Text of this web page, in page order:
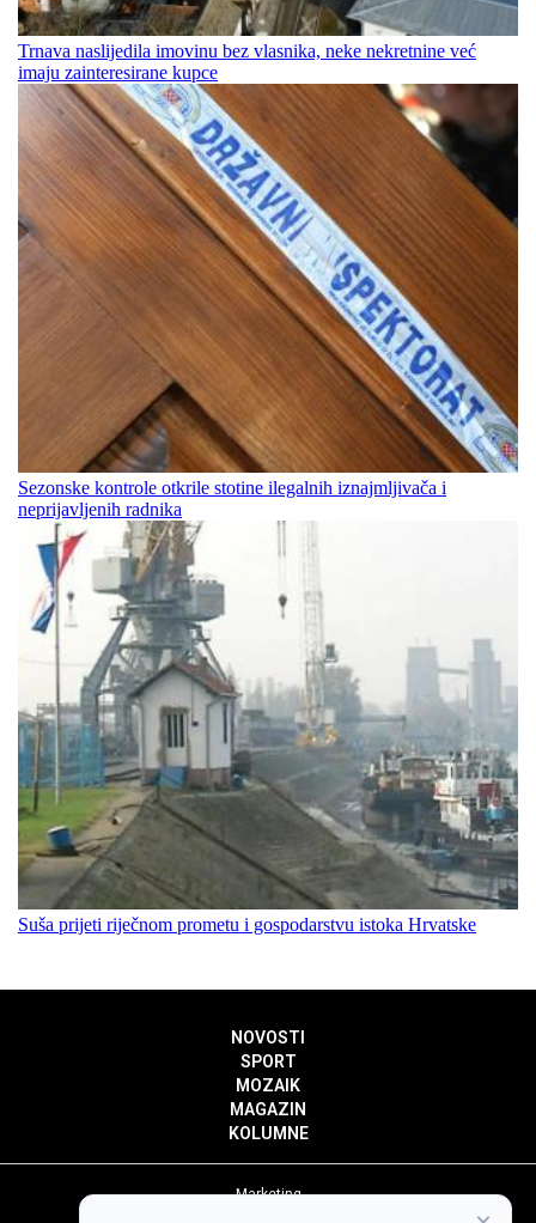
Trnava naslijedila imovinu bez vlasnika, neke nekretnine već
imaju zainteresirane kupce
Sezonske kontrole otkrile stotine ilegalnih iznajmljivača i
neprijavljenih radnika
Suša prijeti riječnom prometu i gospodarstvu istoka Hrvatske
NOVOSTI
SPORT
MOZAIK
MAGAZIN
KOLUMNE
Marketing